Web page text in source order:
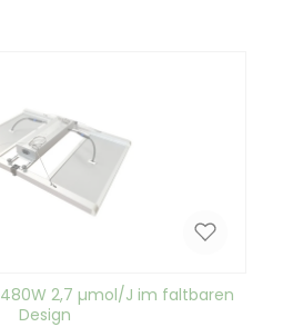
480W 2,7 µmol/J im faltbaren
Design